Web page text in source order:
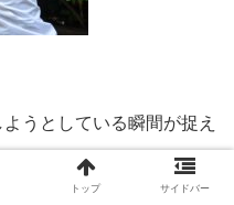
うとしている瞬間が捉え
が対照的で、彼らの関係
トップ サイドバー